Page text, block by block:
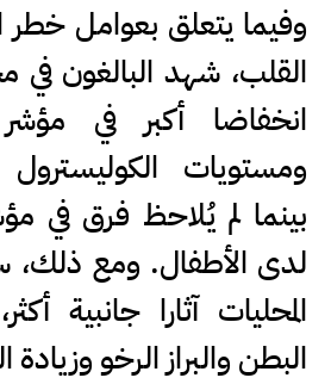
وفيما يتعلق بعوامل خطر
القلب، شهد البالغون في
انخفاضا أكبر في
ومستويات الكوليسترول
بينما لم يُلاحظ فرق في
لدى الأطفال. ومع
المحليات آثارا جانبية
البطن والبراز الرخو وزيادة